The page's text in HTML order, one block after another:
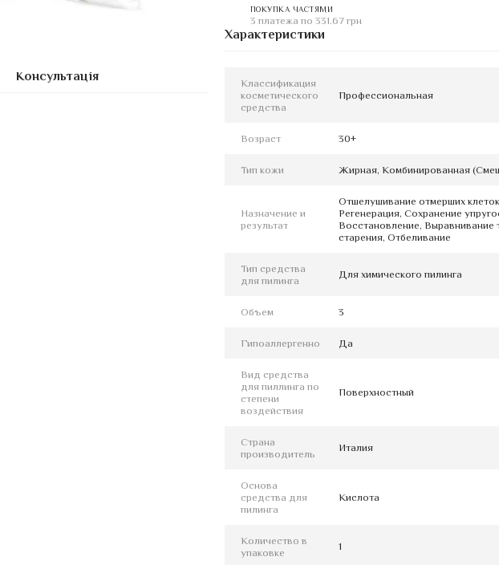
Консультація
ПОКУПКА ЧАСТЯМИ
3 платежа по 331.67 грн
Характеристики
Классификация
косметического
средства
Профессиональная
Возраст 30+
Тип кожи Жирная, Комбинированная
Назначение и
результат
Отшелушивание отмерших
Регенерация, Сохранение
Восстановление,
старения, Отбеливание
Тип средства
для пилинга
Для химического пилинга
Объем 3
Гипоаллергенно Да
Вид средства
для пиллинга по
степени
воздействия
Поверхностный
Страна
производитель
Италия
Основа
средства для
пилинга
Кислота
Количество в
упаковке
1